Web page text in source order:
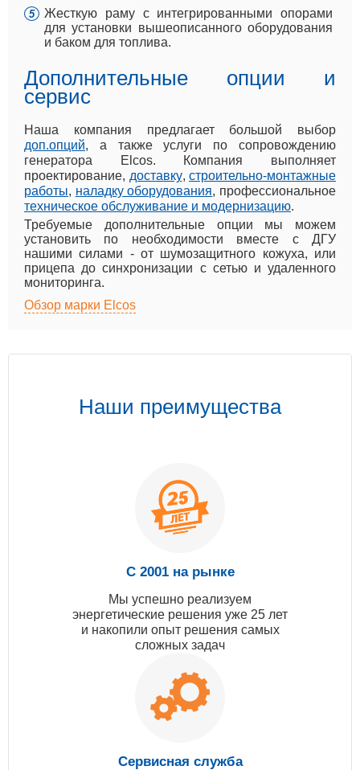
Жесткую раму с интегрированными опорами
для установки вышеописанного оборудования
и баком для топлива.
Дополнительные опции и
сервис
Наша компания предлагает большой выбор
доп.опций, а также услуги по сопровождению
генератора Elcos. Компания выполняет
проектирование, доставку, строительно-монтажные
работы, наладку оборудования, профессиональное
техническое обслуживание и модернизацию.
Требуемые дополнительные опции мы можем
установить по необходимости вместе с ДГУ
нашими силами - от шумозащитного кожуха, или
прицепа до синхронизации с сетью и удаленного
мониторинга.
Обзор марки Elcos
Наши преимущества
С 2001 на рынке
Мы успешно реализуем
энергетические решения уже 25 лет
и накопили опыт решения самых
сложных задач
Сервисная служба